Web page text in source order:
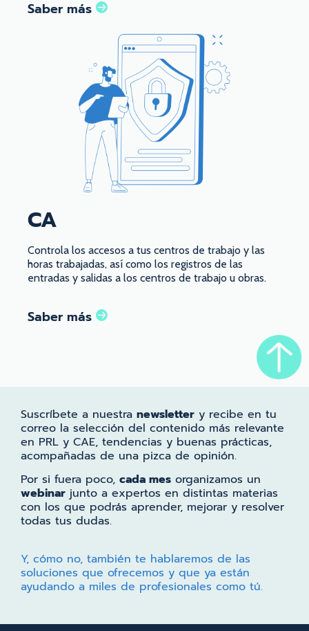
Saber más
CA
Controla los accesos a tus centros de trabajo y las
horas trabajadas, así como los registros de las
entradas y salidas a los centros de trabajo u obras.
Saber más
Suscríbete a nuestra newsletter y recibe en tu
correo la selección del contenido más relevante
en PRL y CAE, tendencias y buenas prácticas,
acompañadas de una pizca de opinión.
Por si fuera poco, cada mes organizamos un
webinar junto a expertos en distintas materias
con los que podrás aprender, mejorar y resolver
todas tus dudas.
Y, cómo no, también te hablaremos de las
soluciones que ofrecemos y que ya están
ayudando a miles de profesionales como tú.